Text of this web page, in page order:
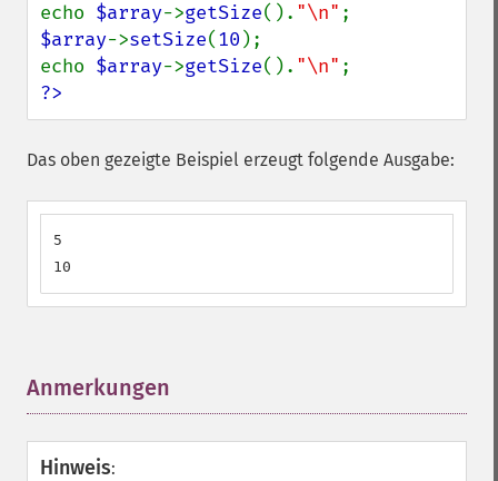
echo $array->getSize(). "\n"
$array->setSize(10 );
echo $array->getSize(). "\n"
?>
Das oben gezeigte Beispiel erzeugt folgende Ausgabe:
5
10
Anmerkungen
Hinweis: